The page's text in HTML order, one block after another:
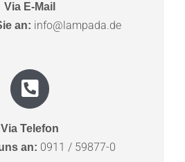
Via E-Mail
an: info@lampada.de
Via Telefon
an: 0911 / 59877-0